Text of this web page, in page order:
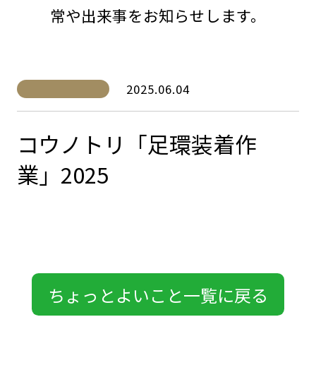
常や出来事をお知らせします。
2025.06.04
コウノトリ「足環装着作
業」2025
ちょっとよいこと一覧に戻る